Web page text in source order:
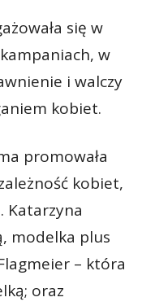
się w
w
i walczy
kobiet.
promowała
kobiet,
Katarzyna
modelka plus
– która
oraz